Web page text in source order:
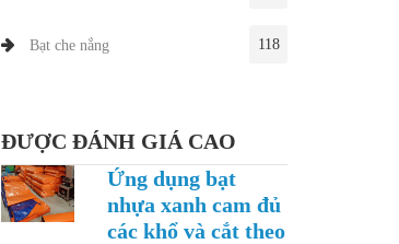
Bạt che nắng 118
ĐƯỢC ĐÁNH GIÁ CAO
Ứng dụng bạt
nhựa xanh cam đủ
các khổ và cắt theo